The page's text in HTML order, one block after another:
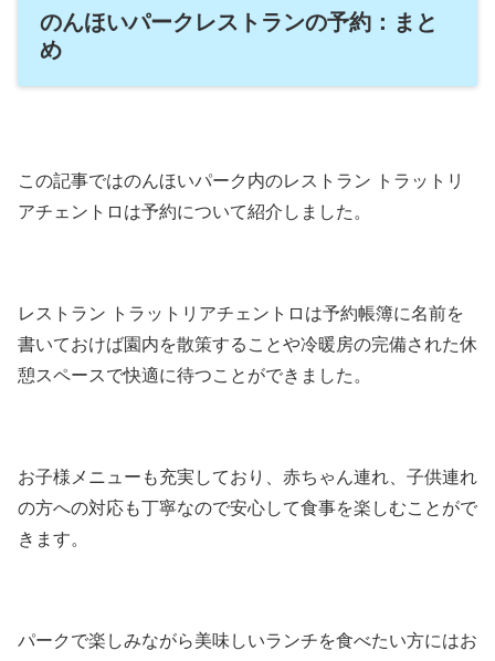
のんほいパークレストランの予約：まと
め
この記事ではのんほいパーク内のレストラン トラットリ
アチェントロは予約について紹介しました。
レストラン トラットリアチェントロは予約帳簿に名前を
書いておけば園内を散策することや冷暖房の完備された休
憩スペースで快適に待つことができました。
お子様メニューも充実しており、赤ちゃん連れ、子供連れ
の方への対応も丁寧なので安心して食事を楽しむことがで
きます。
パークで楽しみながら美味しいランチを食べたい方にはお